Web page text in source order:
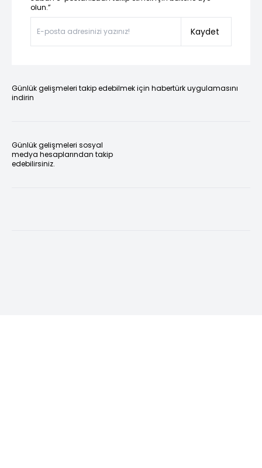
olun.”
Kaydet
Günlük gelişmeleri takip edebilmek için habertürk uygulamasını
indirin
Günlük gelişmeleri sosyal
medya hesaplarından takip
edebilirsiniz.